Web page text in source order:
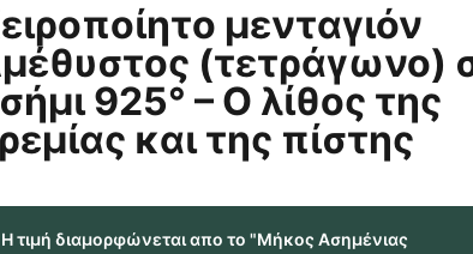
μενταγιόν
(τετράγωνο)
925° – Ο λίθος της
και της πίστης
Η τιμή διαμορφώνεται απο το "Μήκος Ασημένιας